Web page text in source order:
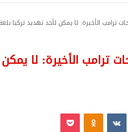
ترامب الأخيرة: لا يمكن لأحد تهديد تركيا
ترامب الأخيرة: لا
Odnoklassniki
‫Pocket